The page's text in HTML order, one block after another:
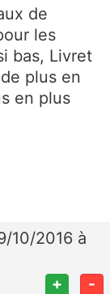
de
les
bas, Livret
plus en
en plus
10/2016 à
+ -